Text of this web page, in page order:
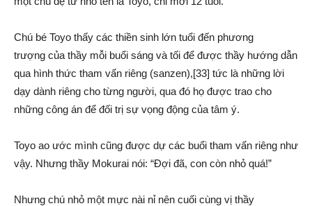
Chú bé Toyo thấy các thiền sinh lớn tuổi đến phương
trượng của thầy mỗi buổi sáng và tối để được thầy hướng dẫn
qua hình thức tham vấn riêng (sanzen),[33] tức là những lời
dạy dành riêng cho từng người, qua đó họ được trao cho
những công án để đối trị sự vọng động của tâm ý.
Toyo ao ước mình cũng được dự các buổi tham vấn riêng như
vậy. Nhưng thầy Mokurai nói: “Đợi đã, con còn nhỏ quá!”
Nhưng chú nhỏ một mực nài nỉnên cuối cùng vị thầy